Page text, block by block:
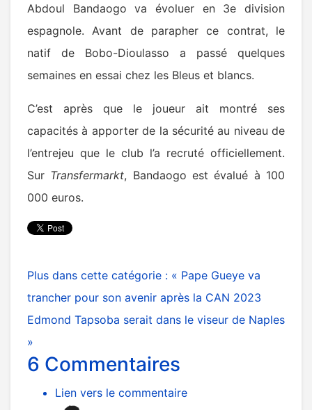
Abdoul Bandaogo va évoluer en 3e division
espagnole. Avant de parapher ce contrat, le
natif de Bobo-Dioulasso a passé quelques
semaines en essai chez les Bleus et blancs.
C’est après que le joueur ait montré ses
capacités à apporter de la sécurité au niveau de
l’entrejeu que le club l’a recruté officiellement.
Sur Transfermarkt, Bandaogo est évalué à 100
000 euros.
Plus dans cette catégorie : « Pape Gueye va
trancher pour son avenir après la CAN 2023
Edmond Tapsoba serait dans le viseur de Naples
»
6 Commentaires
Lien vers le commentaire